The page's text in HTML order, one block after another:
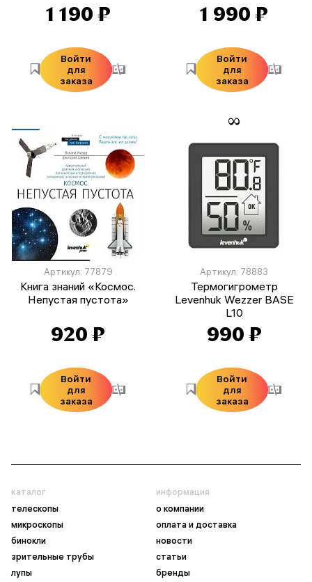
1 190 ₽
Войти
для
заказа
1 990 ₽
Войти
для
заказа
Артикул: 77879
Книга знаний «Космос.
Непустая пустота»
920 ₽
Войти
для
заказа
Артикул: 78883
Термогигрометр
Levenhuk Wezzer BASE
L10
990 ₽
Войти
для
заказа
каталог
телескопы
микроскопы
бинокли
зрительные трубы
лупы
информация
о компании
оплата и доставка
новости
статьи
бренды